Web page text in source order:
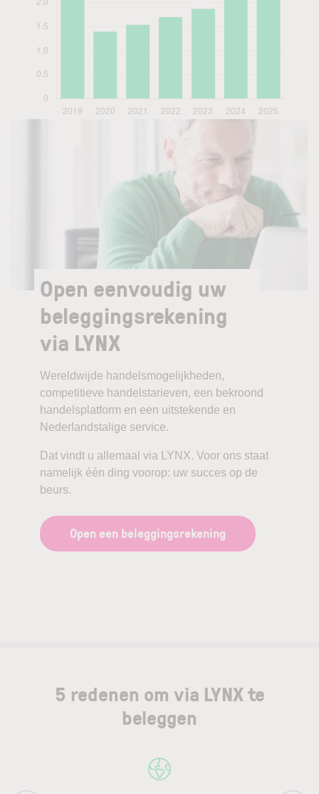
Open eenvoudig uw
beleggingsrekening
via LYNX
Wereldwijde handelsmogelijkheden,
competitieve handelstarieven, een bekroond
handelsplatform en een uitstekende en
Nederlandstalige service.
Dat vindt u allemaal via LYNX. Voor ons staat
namelijk één ding voorop: uw succes op de
beurs.
Open een beleggingsrekening
5 redenen om via LYNX te
beleggen